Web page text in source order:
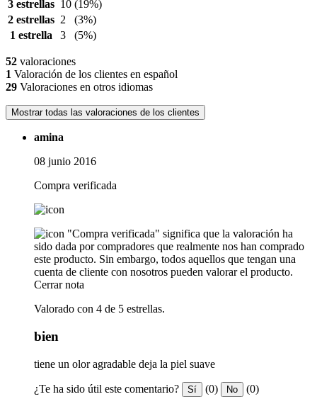
3 estrellas 10 (19%)
2 estrellas 2
(3%)
1 estrella
3 (5%)
52 valoraciones
1 Valoración de los clientes en español
29 Valoraciones en otros idiomas
Mostrar todas las valoraciones de los clientes
amina
08 junio 2016
Compra verificada
"Compra verificada" significa que la valoración ha
sido dada por compradores que realmente nos han comprado
este producto. Sin embargo, todos aquellos que tengan una
cuenta de cliente con nosotros pueden valorar el producto.
Cerrar nota
Valorado con 4 de 5 estrellas.
bien
tiene un olor agradable deja la piel suave
¿Te ha sido útil este comentario? Sí (0) No (0)